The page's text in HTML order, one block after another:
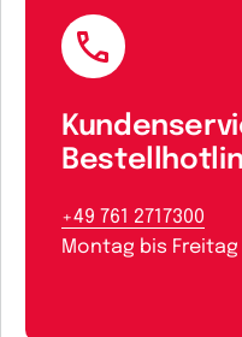
+49 761 2717300
Montag bis Freitag